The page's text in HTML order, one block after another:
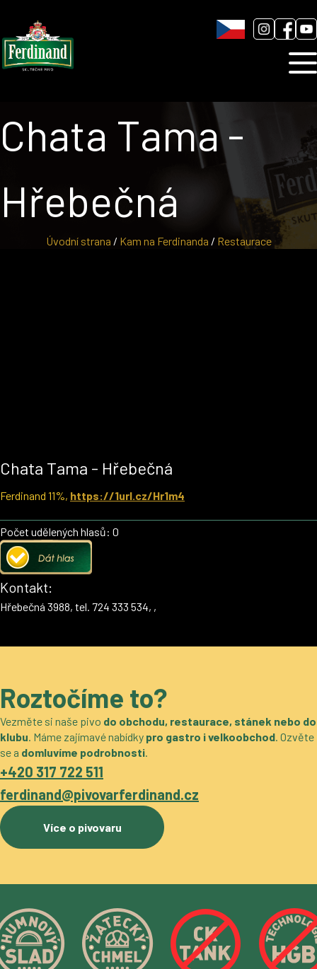
Blog
Úvodní strana / Kam na Ferdinanda / Restaurace
Chata Tama -
Hřebečná
Chata Tama - Hřebečná
Ferdinand 11%, https://1url.cz/Hr1m4
Počet udělených hlasů: 0
Kontakt:
Hřebečná 3988, tel. 724 333 534, ,
Roztočíme to?
Vezměte si naše pivo do obchodu, restaurace, stánek nebo do
klubu. Máme zajímavé nabídky pro gastro i velkoobchod. Ozvěte
se a domluvíme podrobnosti.
+420 317 722 511
ferdinand@pivovarferdinand.cz
Více o pivovaru